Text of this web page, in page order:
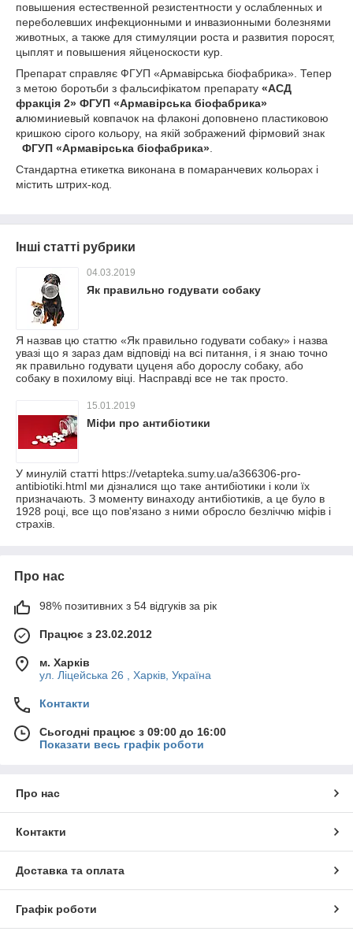
повышения естественной резистентности у ослабленных и
переболевших инфекционными и инвазионными болезнями
животных, а также для стимуляции роста и развития поросят,
цыплят и повышения яйценоскости кур.
Препарат справляє ФГУП «Армавірська біофабрика». Тепер
з метою боротьби з фальсифікатом препарату «АСД
фракція 2» ФГУП «Армавірська біофабрика»
алюминиевый ковпачок на флаконі доповнено пластиковою
кришкою сірого кольору, на якій зображений фірмовий знак
ФГУП «Армавірська біофабрика»
Стандартна етикетка виконана в помаранчевих кольорах і
містить штрих-код.
Інші статті рубрики
04.03.2019
Як правильно годувати собаку
Я назвав цю статтю «Як правильно годувати собаку» і назва
увазі що я зараз дам відповіді на всі питання, і я знаю точно
як правильно годувати цуценя або дорослу собаку, або
собаку в похилому віці. Насправді все не так просто.
15.01.2019
Міфи про антибіотики
У минулій статті https://vetapteka.sumy.ua/a366306-pro-
antibiotiki.html ми дізналися що таке антибіотики і коли їх
призначають. З моменту винаходу антибіотиків, а це було в
1928 році, все що пов'язано з ними обросло безліччю міфів і
страхів.
Про нас
98% позитивних з 54 відгуків за рік
Працює з 23.02.2012
м. Харків
ул. Ліцейська 26 , Харків, Україна
Контакти
Сьогодні працює з 09:00 до 16:00
Показати весь графік роботи
Про нас
Контакти
Доставка та оплата
Графік роботи